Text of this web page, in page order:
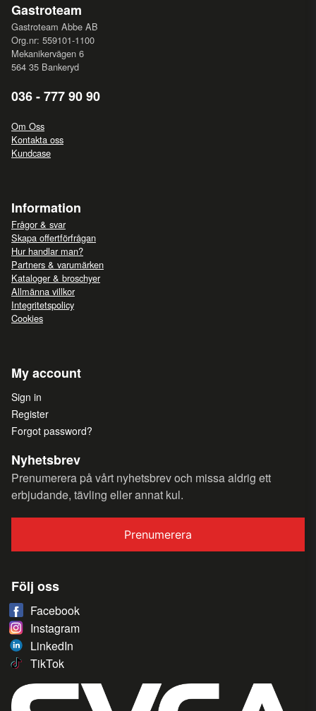
Gastroteam
Gastroteam Abbe AB
Org.nr: 559101-1100
Mekanikervägen 6
564 35 Bankeryd
036 - 777 90 90
Om Oss
Kontakta oss
Kundcase
Information
Frågor & svar
Skapa offertförfrågan
Hur handlar man?
Partners & varumärken
Kataloger & broschyer
Allmänna villkor
Integritetspolicy
Cookies
My account
Sign in
Register
Forgot password?
Nyhetsbrev
Prenumerera på vårt nyhetsbrev och missa aldrig ett
erbjudande, tävling eller annat kul.
Prenumerera
Följ oss
Facebook
Instagram
LinkedIn
TikTok